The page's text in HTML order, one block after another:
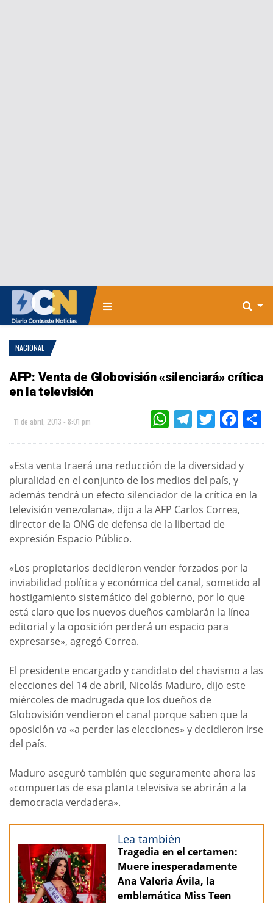
NACIONAL
AFP: Venta de Globovisión «silenciará» crítica
en la televisión
11 de abril, 2013 - 8:01 pm WHATSAPPTELEGRAMTWITTER
«Esta venta traerá una reducción de la diversidad y
pluralidad en el conjunto de los medios del país, y
además tendrá un efecto silenciador de la crítica en la
televisión venezolana», dijo a la AFP Carlos Correa,
director de la ONG de defensa de la libertad de
expresión Espacio Público.
«Los propietarios decidieron vender forzados por la
inviabilidad política y económica del canal, sometido al
hostigamiento sistemático del gobierno, por lo que
está claro que los nuevos dueños cambiarán la línea
editorial y la oposición perderá un espacio para
expresarse», agregó Correa.
El presidente encargado y candidato del chavismo a las
elecciones del 14 de abril, Nicolás Maduro, dijo este
miércoles de madrugada que los dueños de
Globovisión vendieron el canal porque saben que la
oposición va «a perder las elecciones» y decidieron irse
del país.
Maduro aseguró también que seguramente ahora las
«compuertas de esa planta televisiva se abrirán a la
democracia verdadera».
Lea también
Tragedia en el certamen:
Muere inesperadamente
Ana Valeria Ávila, la
emblemática Miss Teen